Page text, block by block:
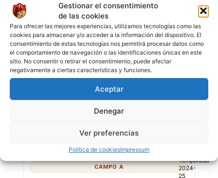
Gestionar el consentimiento
de las cookies
Para ofrecer las mejores experiencias, utilizamos tecnologías como las
cookies para almacenar y/o acceder a la información del dispositivo. El
consentimiento de estas tecnologías nos permitirá procesar datos como
el comportamiento de navegación o las identificaciones únicas en este
sitio. No consentir o retirar el consentimiento, puede afectar
negativamente a ciertas características y funciones.
Aceptar
Denegar
Ver preferencias
Política de cookiesImpressum
Unificado
1 6
CAMPO B
Superliga en Madrid
3 NOV 2024 - 15:00
3 3
Superliga en Madrid
14:00
CAMPO A